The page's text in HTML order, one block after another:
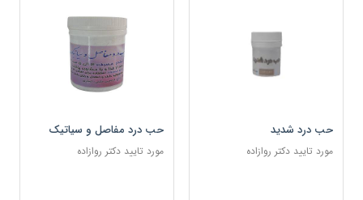
حب درد شدید
مورد تایید دکتر روازاده
حب درد مفاصل و سیاتیک
مورد تایید دکتر روازاده